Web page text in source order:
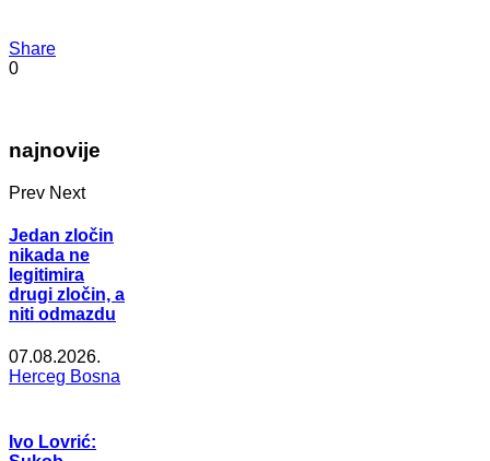
Share
0
najnovije
Prev Next
Jedan zločin
nikada ne
legitimira
drugi zločin, a
niti odmazdu
07.08.2026.
Herceg Bosna
Ivo Lovrić: